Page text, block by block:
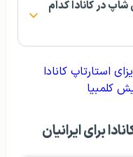
در کانادا کدام
استارتاپ کانادا
کلمبیا
برای ایرانیان